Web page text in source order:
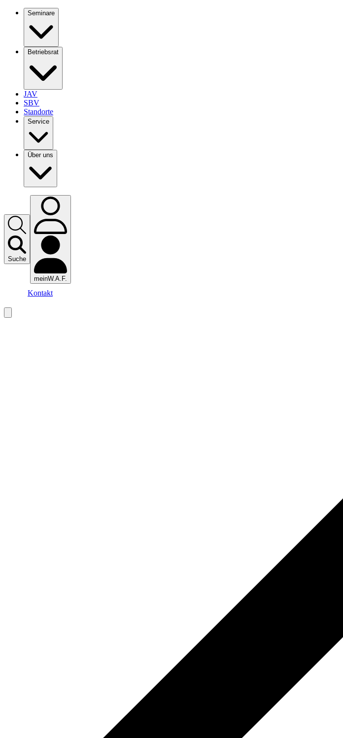
Seminare
Betriebsrat
JAV
SBV
Standorte
Service
Über uns
Suche
meinW.A.F.
Kontakt